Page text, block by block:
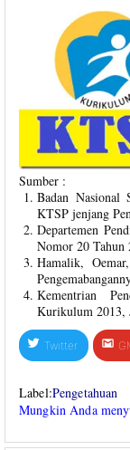
Sumber :
Badan Nasional
KTSP jenjang
Departemen
Nomor 20 Tahun
Hamalik,
Kementrian
Kurikulum 2013,
Twitter
Label:Pengetahuan
Mungkin Anda